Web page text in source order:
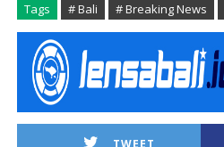
Tags # Bali # Breaking News